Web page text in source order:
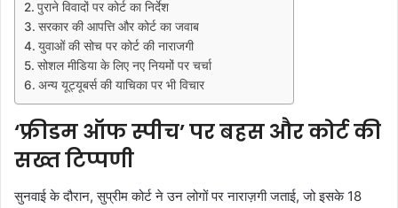
पुराने विवादों पर कोर्ट का निर्देश
सरकार की आपत्ति और कोर्ट का जवाब
युवाओं की सोच पर कोर्ट की नाराजगी
सोशल मीडिया के लिए नए नियमों पर चर्चा
अन्य यूट्यूबर्स की याचिका पर भी विचार
‘फ्रीडम ऑफ स्पीच’ पर बहस और कोर्ट की
सख्त टिप्पणी
सुनवाई के दौरान, सुप्रीम कोर्ट ने उन लोगों पर नाराज़गी जताई, जो इसके 18